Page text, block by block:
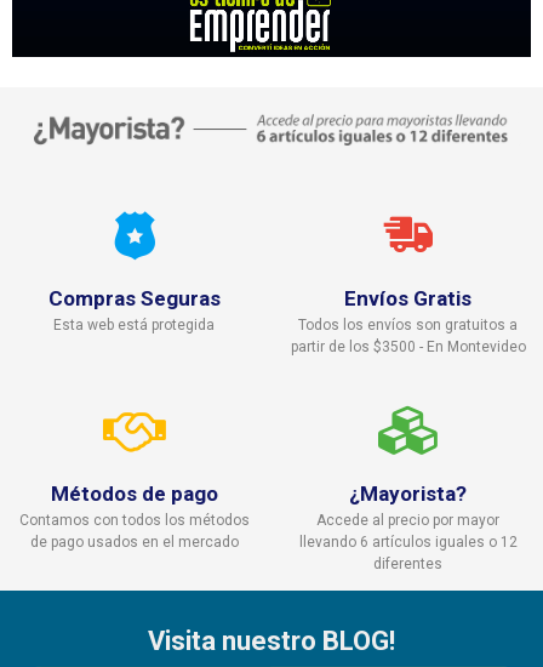
Compras Seguras
Esta web está protegida
Envíos Gratis
Todos los envíos son gratuitos a
partir de los $3500 - En Montevideo
Métodos de pago
Contamos con todos los métodos
de pago usados en el mercado
¿Mayorista?
Accede al precio por mayor
llevando 6 artículos iguales o 12
diferentes
Visita nuestro BLOG!